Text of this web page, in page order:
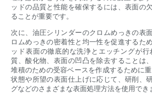
ッドの品質と性能を確保するには、表面の
ることが重要です。
次に、油圧シリンダーのクロムめっきの表
ロムめっきの密着性と均一性を促進するた
ッド表面の徹底的な洗浄とエッチングが
質、酸化物、表面の凹凸を除去することは
堆積のための受容ベースを作成するために
状態や所望の表面仕上げに応じて、研削、
グなどのさまざまな表面処理方法を使用でき